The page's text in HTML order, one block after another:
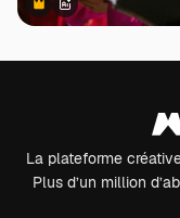
Premium
Premium
Généré par l’IA
La plateforme
Plus d’un million